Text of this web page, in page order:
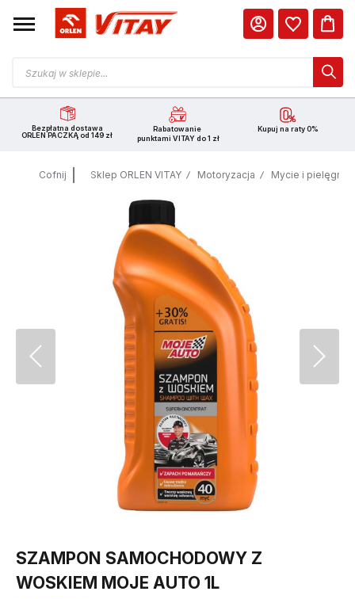
Bezpłatna dostawa
ORLEN PACZKĄ od 149 zł
Rabatowanie
punktami VITAY do 1 zł
Kupuj na raty 0%
Cofnij Sklep ORLEN VITAY Motoryzacja Mycie i
SZAMPON SAMOCHODOWY Z
WOSKIEM MOJE AUTO 1L